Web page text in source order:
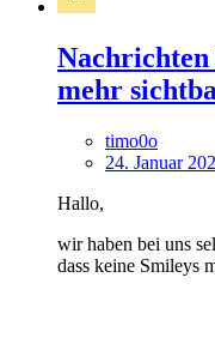
mehr
timo0o
24. Januar
Hallo,
wir haben bei uns
dass keine Smileys